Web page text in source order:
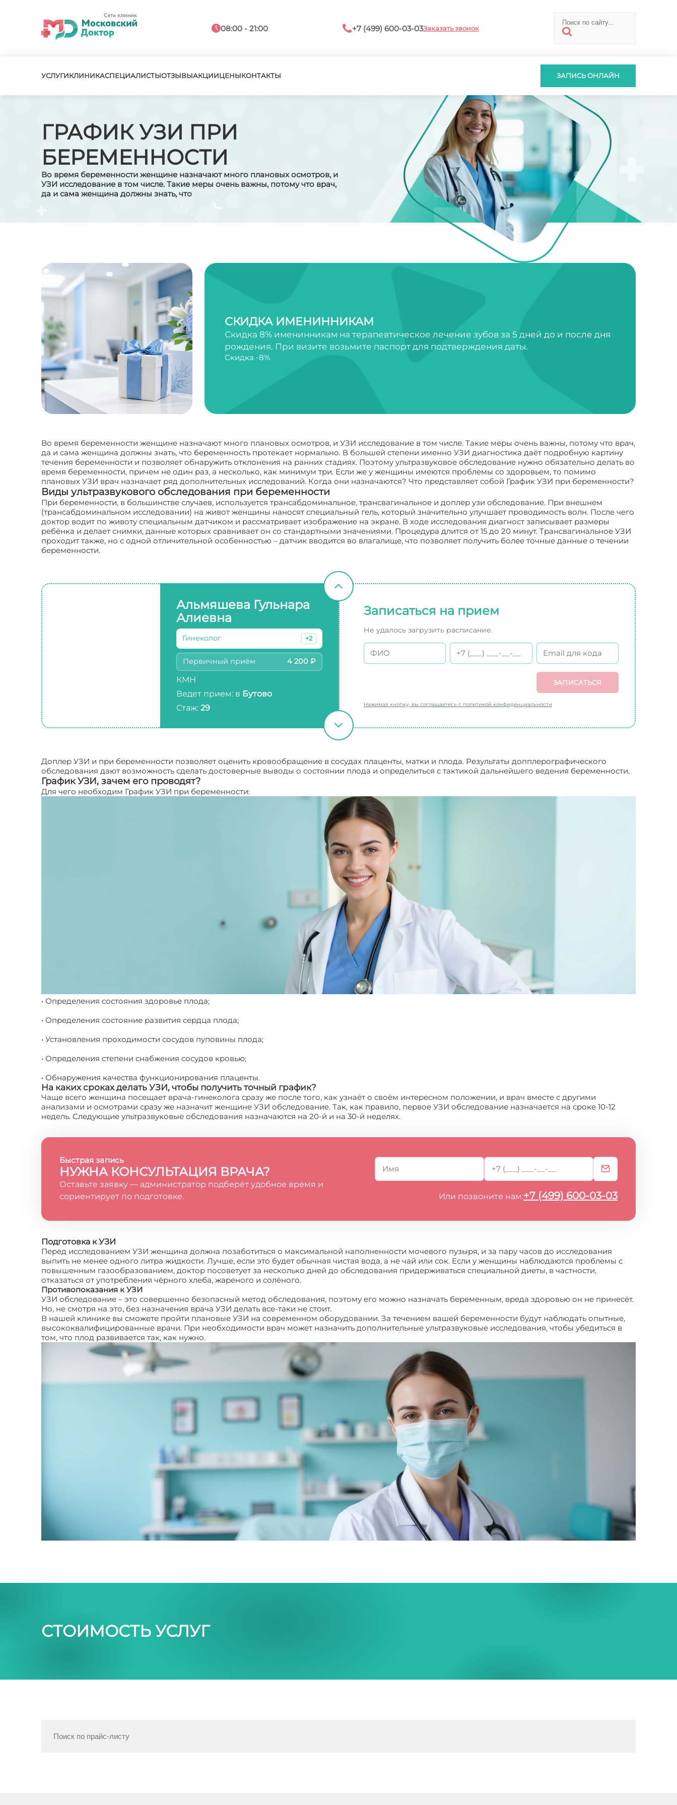
08:00 - 21:00 +7 (499) 600-03-03Заказать звонок
УСЛУГИКЛИНИКАСПЕЦИАЛИСТЫОТЗЫВЫАКЦИИЦЕНЫКОНТАКТЫ ЗАПИСЬ ОНЛАЙН
ГРАФИК УЗИ ПРИ
БЕРЕМЕННОСТИ
Во время беременности женщине назначают много плановых осмотров, и
УЗИ исследование в том числе. Такие меры очень важны, потому что врач,
да и сама женщина должны знать, что
СКИДКА ИМЕНИННИКАМ
Скидка 8% именинникам на терапевтическое лечение зубов за 5 дней до и после дня
рождения. При визите возьмите паспорт для подтверждения даты.
Скидка -8%
Во время беременности женщине назначают много плановых осмотров, и УЗИ исследование в том числе. Такие меры очень важны, потому что врач,
да и сама женщина должны знать, что беременность протекает нормально. В большей степени именно УЗИ диагностика даёт подробную картину
течения беременности и позволяет обнаружить отклонения на ранних стадиях. Поэтому ультразвуковое обследование нужно обязательно делать во
время беременности, причем не один раз, а несколько, как минимум три. Если же у женщины имеются проблемы со здоровьем, то помимо
плановых УЗИ врач назначает ряд дополнительных исследований. Когда они назначаются? Что представляет собой График УЗИ при беременности?
Виды ультразвукового обследования при беременности
При беременности, в большинстве случаев, используется трансабдоминальное, трансвагинальное и доплер узи обследование. При внешнем
(трансабдоминальном исследовании) на живот женщины наносят специальный гель, который значительно улучшает проводимость волн. После чего
доктор водит по животу специальным датчиком и рассматривает изображение на экране. В ходе исследования диагност записывает размеры
ребёнка и делает снимки, данные которых сравнивает он со стандартными значениями. Процедура длится от 15 до 20 минут. Трансвагинальное УЗИ
проходит также, но с одной отличительной особенностью – датчик вводится во влагалище, что позволяет получить более точные данные о течении
беременности.
Альмяшева Гульнара
Алиевна
Гинеколог +2
Первичный приём 4 200 ₽
КМН
Ведет прием: в Бутово
Стаж: 29
Записаться на прием
Не удалось загрузить расписание.
ЗАПИСАТЬСЯ
Нажимая кнопку, вы соглашаетесь с политикой конфиденциальности
Доплер УЗИ и при беременности позволяет оценить кровообращение в сосудах плаценты, матки и плода. Результаты допплерографического
обследования дают возможность сделать достоверные выводы о состоянии плода и определиться с тактикой дальнейшего ведения беременности.
График УЗИ, зачем его проводят?
Для чего необходим График УЗИ при беременности:
• Определения состояния здоровье плода;
• Определения состояние развития сердца плода;
• Установления проходимости сосудов пуповины плода;
• Определения степени снабжения сосудов кровью;
• Обнаружения качества функционирования плаценты.
На каких сроках делать УЗИ, чтобы получить точный график?
Чаще всего женщина посещает врача-гинеколога сразу же после того, как узнаёт о своём интересном положении, и врач вместе с другими
анализами и осмотрами сразу же назначит женщине УЗИ обследование. Так, как правило, первое УЗИ обследование назначается на сроке 10-12
недель. Следующие ультразвуковые обследования назначаются на 20-й и на 30-й неделях.
Быстрая запись
НУЖНА КОНСУЛЬТАЦИЯ ВРАЧА?
Оставьте заявку — администратор подберёт удобное время и
сориентирует по подготовке.
Или позвоните нам:+7 (499) 600-03-03
Подготовка к УЗИ
Перед исследованием УЗИ женщина должна позаботиться о максимальной наполненности мочевого пузыря, и за пару часов до исследования
выпить не менее одного литра жидкости. Лучше, если это будет обычная чистая вода, а не чай или сок. Если у женщины наблюдаются проблемы с
повышенным газообразованием, доктор посоветует за несколько дней до обследования придерживаться специальной диеты, в частности,
отказаться от употребления чёрного хлеба, жареного и солёного.
Противопоказания к УЗИ
УЗИ обследование – это совершенно безопасный метод обследования, поэтому его можно назначать беременным, вреда здоровью он не принесёт.
Но, не смотря на это, без назначения врача УЗИ делать все-таки не стоит.
В нашей клинике вы сможете пройти плановые УЗИ на современном оборудовании. За течением вашей беременности будут наблюдать опытные,
высококвалифицированные врачи. При необходимости врач может назначить дополнительные ультразвуковые исследования, чтобы убедиться в
том, что плод развивается так, как нужно.
СТОИМОСТЬ УСЛУГ